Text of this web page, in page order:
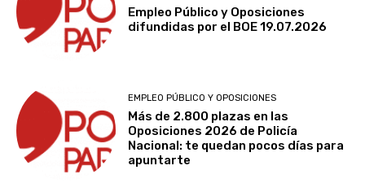
Empleo Público y Oposiciones
difundidas por el BOE 19.07.2026
EMPLEO PÚBLICO Y OPOSICIONES
Más de 2.800 plazas en las
Oposiciones 2026 de Policía
Nacional: te quedan pocos días para
apuntarte